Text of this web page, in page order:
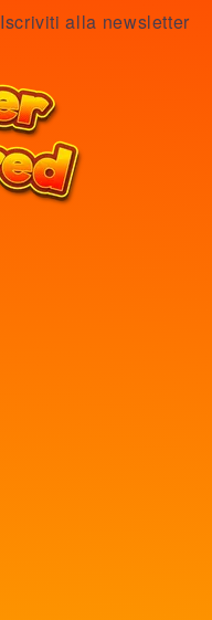
Iscriviti alla newsletter